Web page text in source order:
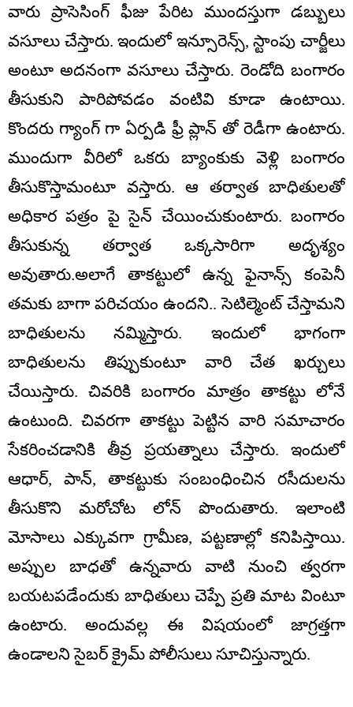
వారు ప్రాసెసింగ్ ఫీజు పేరిట ముందస్తుగా డబ్బులు
వసూలు చేస్తారు. ఇందులో ఇన్సూరెన్స్, స్టాంపు చార్జీలు
అంటూ అదనంగా వసూలు చేస్తారు. రెండోది బంగారం
తీసుకుని పారిపోవడం వంటివి కూడా ఉంటాయి.
కొందరు గ్యాంగ్ గా ఏర్పడి ఫ్రీ ప్లాన్ తో రెడీగా ఉంటారు.
ముందుగా వీరిలో ఒకరు బ్యాంకుకు వెళ్లి బంగారం
తీసుకొస్తామంటూ వస్తారు. ఆ తర్వాత బాధితులతో
అధికార పత్రం పై సైన్ చేయించుకుంటారు. బంగారం
తీసుకున్న తర్వాత ఒక్కసారిగా అదృశ్యం
అవుతారు.అలాగే తాకట్టులో ఉన్న ఫైనాన్స్ కంపెనీ
తమకు బాగా పరిచయం ఉందని.. సెటిల్మెంట్ చేస్తామని
బాధితులను నమ్మిస్తారు. ఇందులో భాగంగా
బాధితులను తిప్పుకుంటూ వారి చేత ఖర్చులు
చేయిస్తారు. చివరికి బంగారం మాత్రం తాకట్టు లోనే
ఉంటుంది. చివరగా తాకట్టు పెట్టిన వారి సమాచారం
సేకరించడానికి తీవ్ర ప్రయత్నాలు చేస్తారు. ఇందులో
ఆధార్, పాన్, తాకట్టుకు సంబంధించిన రసీదులను
తీసుకొని మరోచోట లోన్ పొందుతారు. ఇలాంటి
మోసాలు ఎక్కువగా గ్రామీణ, పట్టణాల్లో కనిపిస్తాయి.
అప్పుల బాధతో ఉన్నవారు వాటి నుంచి త్వరగా
బయటపడేందుకు బాధితులు చెప్పే ప్రతి మాట వింటూ
ఉంటారు. అందువల్ల ఈ విషయంలో జాగ్రత్తగా
ఉండాలని సైబర్ క్రైమ్ పోలీసులు సూచిస్తున్నారు.